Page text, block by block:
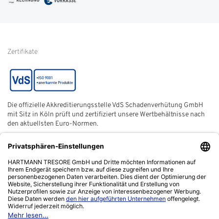
Batterieentsorgung
Zertifikate
Die offizielle Akkreditierungsstelle VdS Schadenverhütung GmbH
mit Sitz in Köln prüft und zertifiziert unsere Wertbehältnisse nach
den aktuellsten Euro-Normen.
Der ECB (European Certification Body) ist eine neutrale und
unabhängige Zertifizierungsstelle der European Security
Systems Association e. V. (ESSA) mit Sitz in Frankfurt am Main.